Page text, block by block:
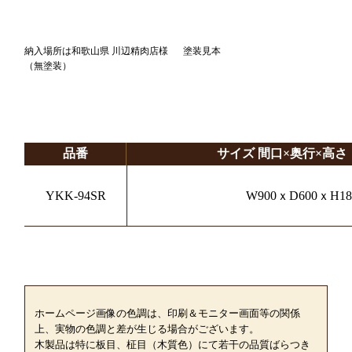
納入場所は和歌山県 川辺精肉店様
（無塗装）
塗装見本
品番 サイズ 間口×奥行×高さ
YKK-94SR W900ｘD600ｘ
ホームページ画像の色調は、印刷＆モニター画面等の関係
上、実物の色調と差が生じる場合がございます。
木製品は特に板目、柾目（木質色）にて若干の品質ばらつき